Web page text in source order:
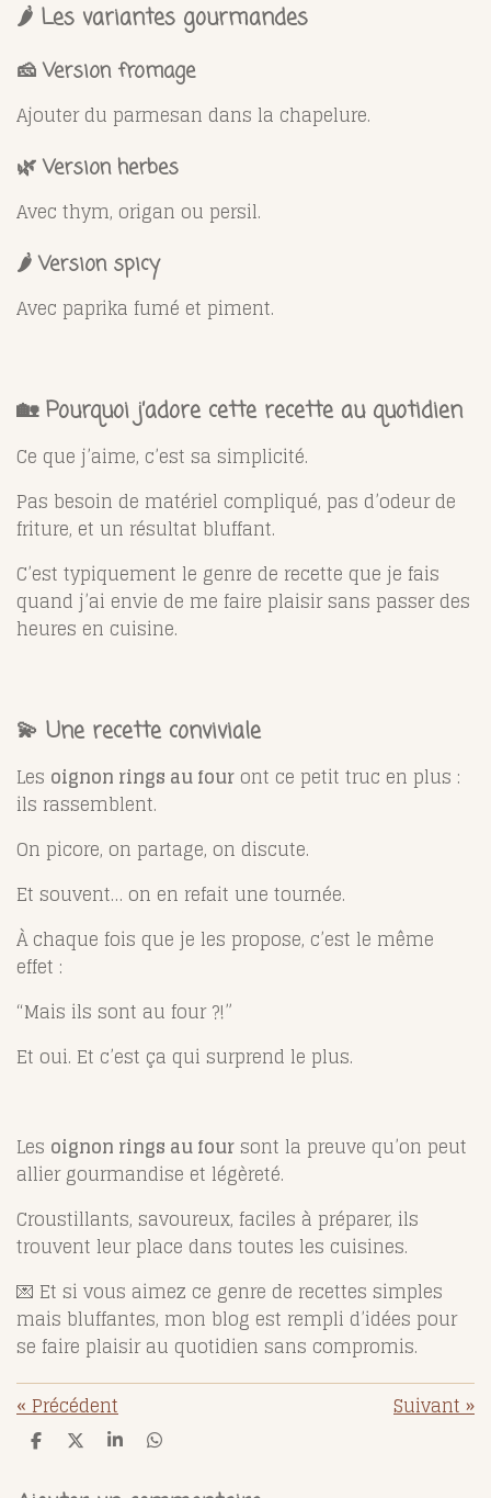
🌶️ Les variantes gourmandes
🧀 Version fromage
Ajouter du parmesan dans la chapelure.
🌿 Version herbes
Avec thym, origan ou persil.
🌶️ Version spicy
Avec paprika fumé et piment.
🏡 Pourquoi j’adore cette recette au quotidien
Ce que j’aime, c’est sa simplicité.
Pas besoin de matériel compliqué, pas d’odeur de
friture, et un résultat bluffant.
C’est typiquement le genre de recette que je fais
quand j’ai envie de me faire plaisir sans passer des
heures en cuisine.
💫 Une recette conviviale
Les oignon rings au four ont ce petit truc en plus :
ils rassemblent.
On picore, on partage, on discute.
Et souvent… on en refait une tournée.
À chaque fois que je les propose, c’est le même
effet :
“Mais ils sont au four ?!”
Et oui. Et c’est ça qui surprend le plus.
Les oignon rings au four sont la preuve qu’on peut
allier gourmandise et légèreté.
Croustillants, savoureux, faciles à préparer, ils
trouvent leur place dans toutes les cuisines.
💌 Et si vous aimez ce genre de recettes simples
mais bluffantes, mon blog est rempli d’idées pour
se faire plaisir au quotidien sans compromis.
«Précédent Suivant»
P P P P